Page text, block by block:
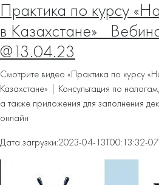
Практика по курсу
в Казахстане»_
@13.04.23
Смотрите видео «Практика по курсу
Казахстане» | Консультация по
а также приложения для заполнения
онлайн
Дата загрузки:2023-04-13T00:13:32-